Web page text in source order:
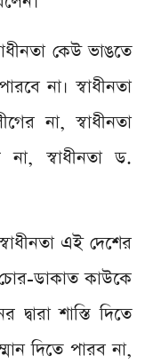
কেউ ভাঙতে
না। স্বাধীনতা
না, স্বাধীনতা
না, স্বাধীনতা ড.
এই দেশের
ডাকাত কাউকে
শাস্তি দিতে
দিতে পারব না,